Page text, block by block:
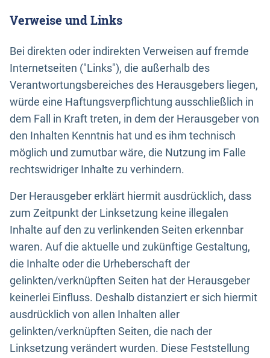
Verweise und Links
Bei direkten oder indirekten Verweisen auf fremde
Internetseiten ("Links"), die außerhalb des
Verantwortungsbereiches des Herausgebers liegen,
würde eine Haftungsverpflichtung ausschließlich in
dem Fall in Kraft treten, in dem der Herausgeber von
den Inhalten Kenntnis hat und es ihm technisch
möglich und zumutbar wäre, die Nutzung im Falle
rechtswidriger Inhalte zu verhindern.
Der Herausgeber erklärt hiermit ausdrücklich, dass
zum Zeitpunkt der Linksetzung keine illegalen
Inhalte auf den zu verlinkenden Seiten erkennbar
waren. Auf die aktuelle und zukünftige Gestaltung,
die Inhalte oder die Urheberschaft der
gelinkten/verknüpften Seiten hat der Herausgeber
keinerlei Einfluss. Deshalb distanziert er sich hiermit
ausdrücklich von allen Inhalten aller
gelinkten/verknüpften Seiten, die nach der
Linksetzung verändert wurden. Diese Feststellung